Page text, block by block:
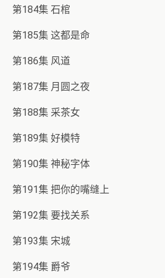
第184集 石棺
第185集 这都是命
第186集 风道
第187集 月圆之夜
第188集 采茶女
第189集 好模特
第190集 神秘字体
第191集 把你的嘴缝上
第192集 要找关系
第193集 宋城
第194集 爵爷